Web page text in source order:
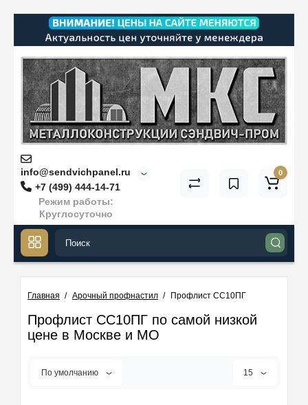
info@sendvichpanel.ru
+7 (499) 444-14-71
Режим работы:
Круглосуточно
0
Главная Арочный профнастил Профлист СС10ПГ
Профлист СС10ПГ по самой низкой
цене в Москве и МО
По умолчанию 15